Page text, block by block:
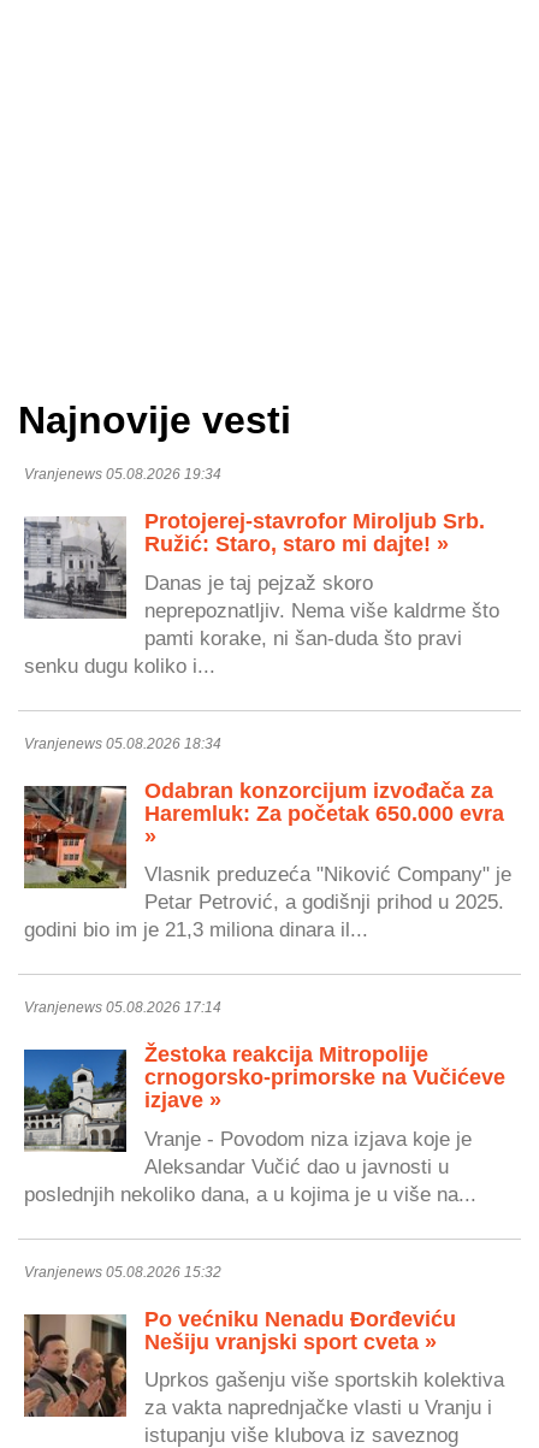
Najnovije vesti
Vranjenews 05.08.2026 19:34
Protojerej-stavrofor Miroljub Srb.
Ružić: Staro, staro mi dajte! »
Danas je taj pejzaž skoro
neprepoznatljiv. Nema više kaldrme što
pamti korake, ni šan-duda što pravi
senku dugu koliko i...
Vranjenews 05.08.2026 18:34
Odabran konzorcijum izvođača za
Haremluk: Za početak 650.000 evra
»
Vlasnik preduzeća "Niković Company" je
Petar Petrović, a godišnji prihod u 2025.
godini bio im je 21,3 miliona dinara il...
Vranjenews 05.08.2026 17:14
Žestoka reakcija Mitropolije
crnogorsko-primorske na Vučićeve
izjave »
Vranje - Povodom niza izjava koje je
Aleksandar Vučić dao u javnosti u
poslednjih nekoliko dana, a u kojima je u više na...
Vranjenews 05.08.2026 15:32
Po većniku Nenadu Đorđeviću
Nešiju vranjski sport cveta »
Uprkos gašenju više sportskih kolektiva
za vakta naprednjačke vlasti u Vranju i
istupanju više klubova iz saveznog